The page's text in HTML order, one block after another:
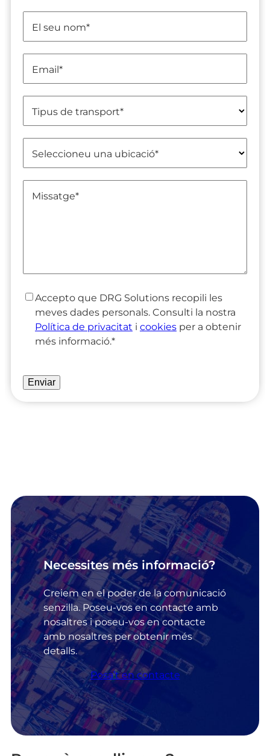
El seu nom*
Email *
Tipus de transport*
Seleccioneu una ubicació*
Missatge*
C
n
t
*
Accepto que DRG Solutions recopili les
meves dades personals. Consulti la nostra
Política de privacitat i cookies per a obtenir
més informació.*
C
A
P
Necessites més informació?
Creiem en el poder de la comunicació
senzilla. Poseu-vos en contacte amb
nosaltres i poseu-vos en contacte
amb nosaltres per obtenir més
detalls.
Posa’t en contacte